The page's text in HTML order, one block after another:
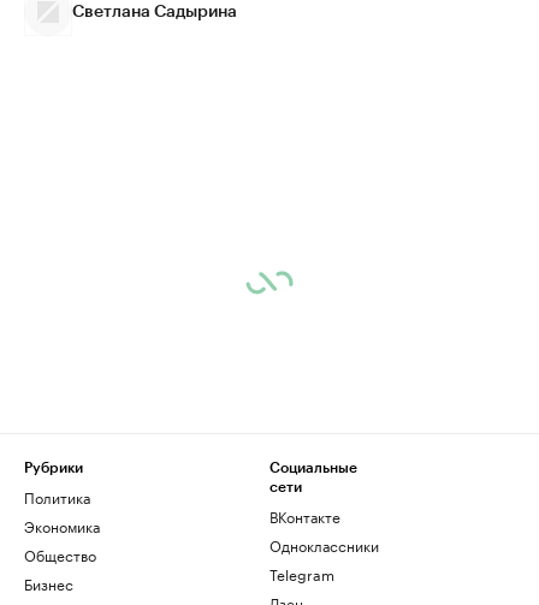
Светлана Садырина
Рубрики
Политика
Экономика
Общество
Бизнес
Социальные
сети
ВКонтакте
Одноклассники
Telegram